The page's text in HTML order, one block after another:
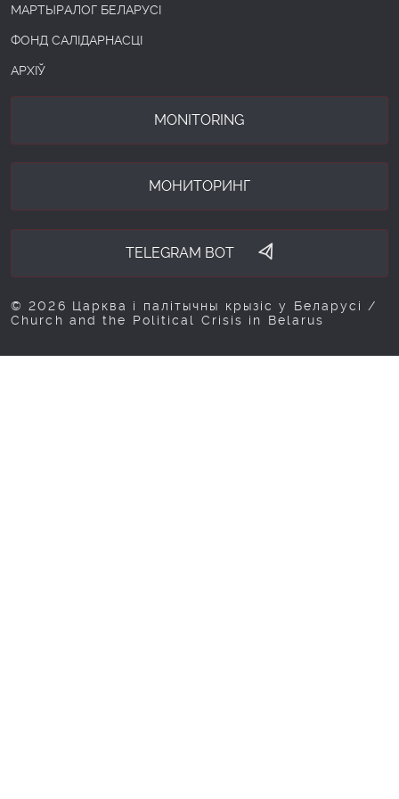
МАРТЫРАЛОГ БЕЛАРУСІ
ФОНД САЛІДАРНАСЦІ
АРХІЎ
MONITORING
МОНИТОРИНГ
TELEGRAM BOT
© 2026 Царква і палітычны крызіс у Беларусі /
Church and the Political Crisis in Belarus